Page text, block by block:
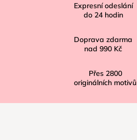
Expresní odeslání
do 24 hodin
Doprava zdarma
nad 990 Kč
Přes 2800
originálních motivů